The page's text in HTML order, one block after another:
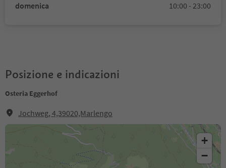
domenica
10:00 - 23:00
Posizione e indicazioni
Osteria Eggerhof
Jochweg, 4,39020,Marlengo
+
−